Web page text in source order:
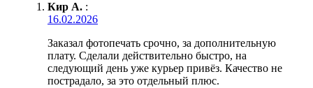
Кир А. :
16.02.2026
Заказал фотопечать срочно, за дополнительную
плату. Сделали действительно быстро, на
следующий день уже курьер привёз. Качество не
пострадало, за это отдельный плюс.